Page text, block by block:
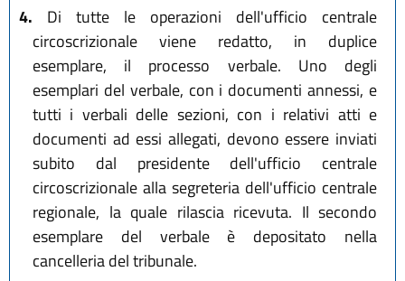
4. Di tutte le operazioni dell'ufficio centrale
circoscrizionale viene redatto, in duplice
esemplare, il processo verbale. Uno degli
esemplari del verbale, con i documenti annessi, e
tutti i verbali delle sezioni, con i relativi atti e
documenti ad essi allegati, devono essere inviati
subito dal presidente dell'ufficio centrale
circoscrizionale alla segreteria dell'ufficio centrale
regionale, la quale rilascia ricevuta. Il secondo
esemplare del verbale è depositato nella
cancelleria del tribunale.